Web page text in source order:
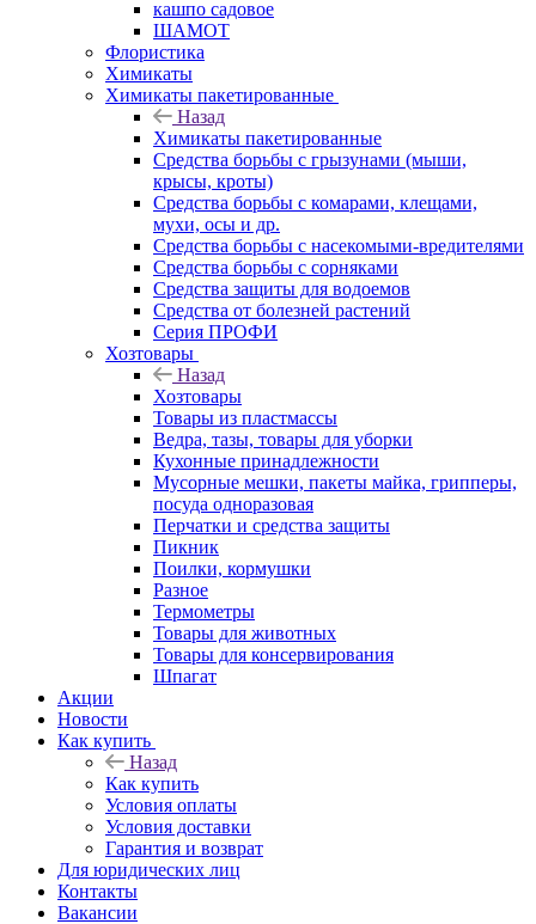
кашпо садовое
ШАМОТ
Флористика
Химикаты
Химикаты пакетированные
Назад
Химикаты пакетированные
Средства борьбы с грызунами (мыши,
крысы, кроты)
Средства борьбы с комарами, клещами,
мухи, осы и др.
Средства борьбы с насекомыми-вредителями
Средства борьбы с сорняками
Средства защиты для водоемов
Средства от болезней растений
Серия ПРОФИ
Хозтовары
Назад
Хозтовары
Товары из пластмассы
Ведра, тазы, товары для уборки
Кухонные принадлежности
Мусорные мешки, пакеты майка, грипперы,
посуда одноразовая
Перчатки и средства защиты
Пикник
Поилки, кормушки
Разное
Термометры
Товары для животных
Товары для консервирования
Шпагат
Акции
Новости
Как купить
Назад
Как купить
Условия оплаты
Условия доставки
Гарантия и возврат
Для юридических лиц
Контакты
Вакансии